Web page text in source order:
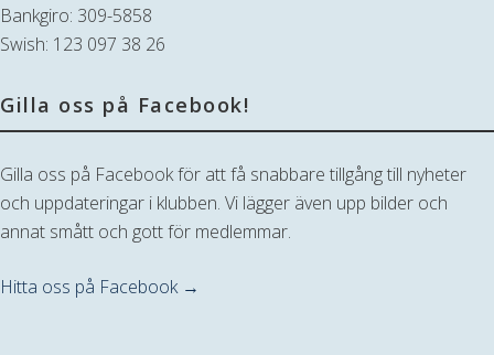
Bankgiro: 309-5858
Swish: 123 097 38 26
Gilla oss på Facebook!
Gilla oss på Facebook för att få snabbare tillgång till nyheter
och uppdateringar i klubben. Vi lägger även upp bilder och
annat smått och gott för medlemmar.
Hitta oss på Facebook →